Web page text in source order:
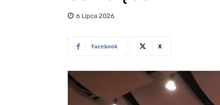
6 Lipca 2026
Facebook X